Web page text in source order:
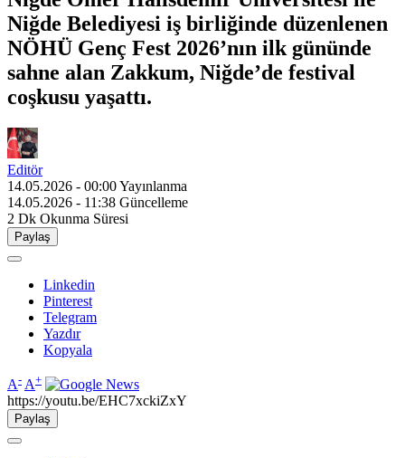
Niğde Belediyesi iş birliğinde düzenlenen
NÖHÜ Genç Fest 2026’nın ilk gününde
sahne alan Zakkum, Niğde’de festival
coşkusu yaşattı.
Editör
14.05.2026 - 00:00Yayınlanma
14.05.2026 - 11:38 Güncelleme
2 Dk Okunma Süresi
Paylaş
Linkedin
Pinterest
Telegram
Yazdır
Kopyala
A- A+
https://youtu.be/EHC7xckiZxY
Paylaş